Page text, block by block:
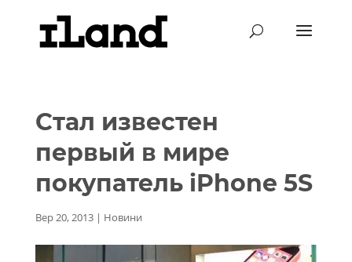
Стал известен
первый в мире
покупатель iPhone 5S
Вер 20, 2013| Новини